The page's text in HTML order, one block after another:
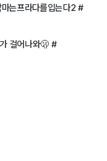
는프라다를입는다2 #
걸어나와🫢 #